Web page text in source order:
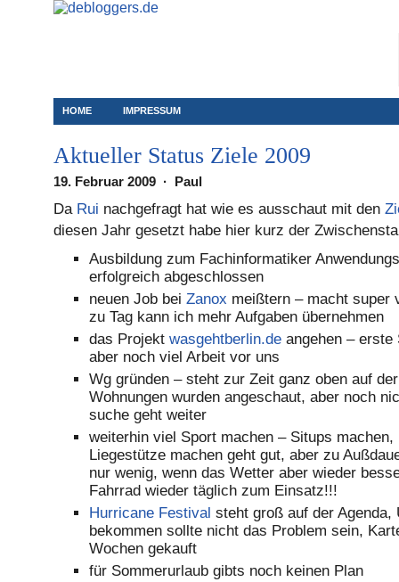
HOME IMPRESSUM
Aktueller Status Ziele 2009
19. Februar 2009 · Paul
Da Rui nachgefragt hat wie es ausschaut mit den
diesen Jahr gesetzt habe hier kurz der
Ausbildung zum Fachinformatiker
erfolgreich abgeschlossen
neuen Job bei Zanox meißtern – macht super
zu Tag kann ich mehr Aufgaben übernehmen
das Projekt wasgehtberlin.de angehen –
aber noch viel Arbeit vor uns
Wg gründen – steht zur Zeit ganz oben auf
Wohnungen wurden angeschaut, aber noch
suche geht weiter
weiterhin viel Sport machen – Situps
Liegestütze machen geht gut, aber zu
nur wenig, wenn das Wetter aber wieder
Fahrrad wieder täglich zum Einsatz!!!
Hurricane Festival steht groß auf der Agenda,
bekommen sollte nicht das Problem sein,
Wochen gekauft
für Sommerurlaub gibts noch keinen Plan